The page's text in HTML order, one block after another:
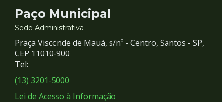
Contato
e
Redes
Sociais
Paço Municipal
Sede Administrativa
Praça Visconde de Mauá, s/nº - Centro, Santos - SP,
CEP 11010-900
Tel:
(13) 3201-5000
Lei de Acesso à Informação